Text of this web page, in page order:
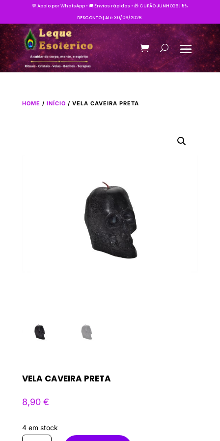
💬 Apoio por WhatsApp • 🚚 Envios rápidos • 🎁 CUPÃO JUNHO26 | 5%
DESCONTO | Até 30/06/2026.
HOME / INÍCIO / VELA CAVEIRA PRETA
VELA CAVEIRA PRETA
8,90 €
4 em stock